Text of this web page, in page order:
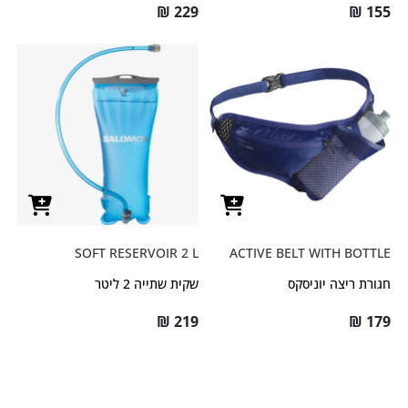
₪ 155
₪ 229
ACTIVE BELT WITH BOTTLE
חגורת ריצה יוניסקס
₪ 179
SOFT RESERVOIR 2 L
שקית שתייה 2 ליטר
₪ 219